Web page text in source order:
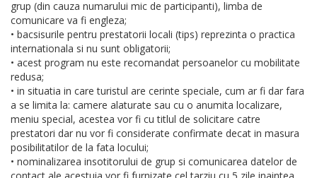
grup (din cauza numarului mic de participanti), limba de
comunicare va fi engleza;
• bacsisurile pentru prestatorii locali (tips) reprezinta o practica
internationala si nu sunt obligatorii;
• acest program nu este recomandat persoanelor cu mobilitate
redusa;
• in situatia in care turistul are cerinte speciale, cum ar fi dar fara
a se limita la: camere alaturate sau cu o anumita localizare,
meniu special, acestea vor fi cu titlul de solicitare catre
prestatori dar nu vor fi considerate confirmate decat in masura
posibilitatilor de la fata locului;
• nominalizarea insotitorului de grup si comunicarea datelor de